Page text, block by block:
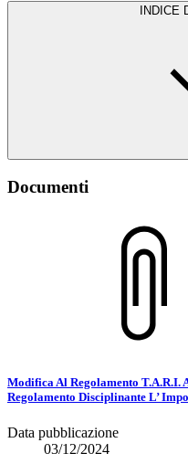
INDICE
Documenti
Modifica Al Regolamento T.A.R.I.
Regolamento Disciplinante L’
Data pubblicazione
03/12/2024